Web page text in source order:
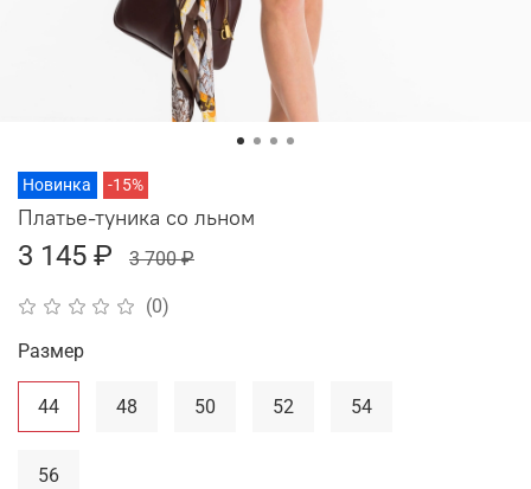
Новинка -15%
(0)
Платье-туника со льном
3 145 ₽ 3 700 ₽
Размер
44 48 50 52 54
56